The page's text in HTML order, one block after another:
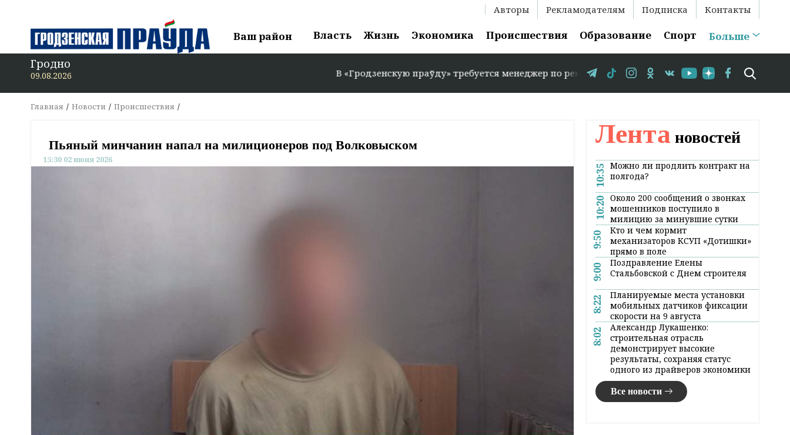
Авторы Рекламодателям Подписка Контакты
Ваш район Власть Жизнь Экономика Происшествия Образование Спорт Больше
Гродно
09.08.2026 В «Гродзенскую праўду» требуется менеджер по рекламе: +375 29 583-35-86 // В Гродно временно
Главная Новости Происшествия
Пьяный минчанин напал на милиционеров под Волковыском
15:30 02 июня 2026
Лента новостей
10:35 Можно ли продлить контракт на
полгода?
10:20 Около 200 сообщений о звонках
мошенников поступило в
милицию за минувшие сутки
9:50
Кто и чем кормит
механизаторов КСУП «Дотишки»
прямо в поле
9:00
Поздравление Елены
Стальбовской с Днем строителя
8:22
Планируемые места установки
мобильных датчиков фиксации
скорости на 9 августа
8:02
Александр Лукашенко:
строительная отрасль
демонстрирует высокие
результаты, сохраняя статус
одного из драйверов экономики
Все новости